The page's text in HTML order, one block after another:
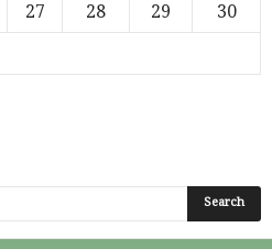
27 28 29
30